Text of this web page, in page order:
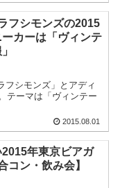
フシモンズの2015
カーは「ヴィンテ
フシモンズ」とアディ
テーマは「ヴィンテー
2015.08.01
年東京ビアガ
コン・飲み会】